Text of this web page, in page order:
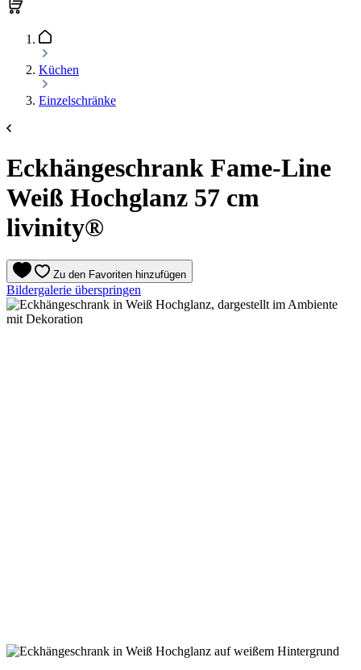
Küchen
Einzelschränke
Eckhängeschrank Fame-Line
Weiß Hochglanz 57 cm
livinity®
Zu den Favoriten hinzufügen
Bildergalerie überspringen